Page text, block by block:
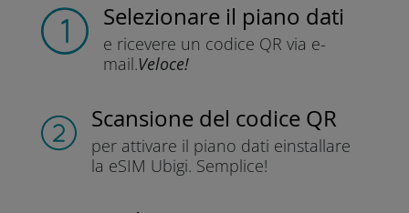
Selezionare il piano dati
e ricevere un codice QR via e-
mail.Veloce!
Scansione del codice QR
per attivare il piano dati einstallare
la eSIM Ubigi. Semplice!